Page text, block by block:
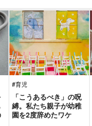
#育児
「こうあるべき」の呪
縛。私たち親子が幼稚
園を2度辞めたワケ